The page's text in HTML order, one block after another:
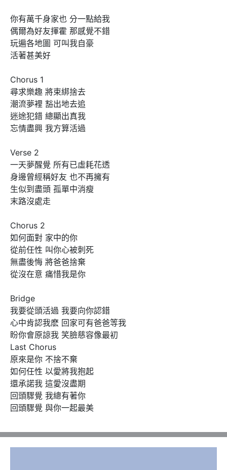
你有萬千身家也 分一點給我
偶爾為好友揮霍 那感覺不錯
玩遍各地圖 可叫我自豪
活著甚美好
Chorus 1
尋求樂趣 將束綁捨去
潮流夢裡 豁出地去追
迷途犯錯 總顯出真我
忘情盡興 我方算活過
Verse 2
一天夢醒覺 所有已虛耗花透
身邊曾經稱好友 也不再擁有
生似到盡頭 孤單中消瘦
末路沒處走
Chorus 2
如何面對 家中的你
從前任性 叫你心被刺死
無盡後悔 將爸爸捨棄
從沒在意 痛惜我是你
Bridge
我要從頭活過 我要向你認錯
心中肯認我麽 回家可有爸爸等我
盼你會原諒我 笑臉慈容像最初
Last Chorus
原來是你 不捨不棄
如何任性 以愛將我抱起
還承諾我 這愛沒盡期
回頭驟覺 我總有著你
回頭驟覺 與你一起最美